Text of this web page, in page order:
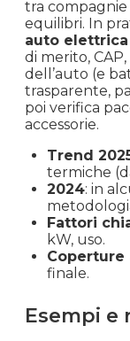
tra
equilibri. In
auto elettrica
di merito,
dell’auto (e
trasparente,
poi verifica
accessorie.
Trend
termiche
2024: in
Fattori
kW, uso.
Coperture
finale.
Esempi e